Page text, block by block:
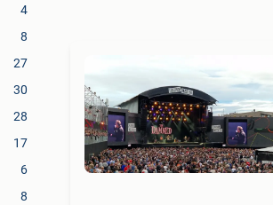
4
8
27
30
28
17
6
8